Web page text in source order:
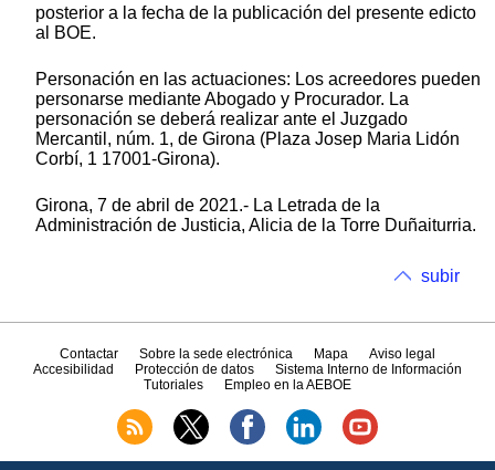
posterior a la fecha de la publicación del presente edicto
al BOE.
Personación en las actuaciones: Los acreedores pueden
personarse mediante Abogado y Procurador. La
personación se deberá realizar ante el Juzgado
Mercantil, núm. 1, de Girona (Plaza Josep Maria Lidón
Corbí, 1 17001-Girona).
Girona, 7 de abril de 2021.- La Letrada de la
Administración de Justicia, Alicia de la Torre Duñaiturria.
subir
Contactar Sobre la sede electrónica Mapa
Aviso legal
Accesibilidad
Protección de datos
Sistema Interno de Información
Tutoriales
Empleo en la AEBOE